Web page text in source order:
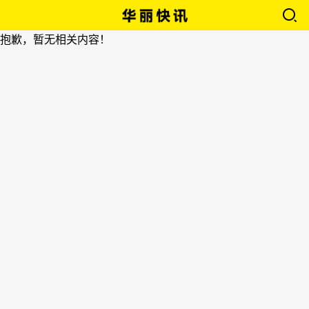
抱歉，暂无相关内容！